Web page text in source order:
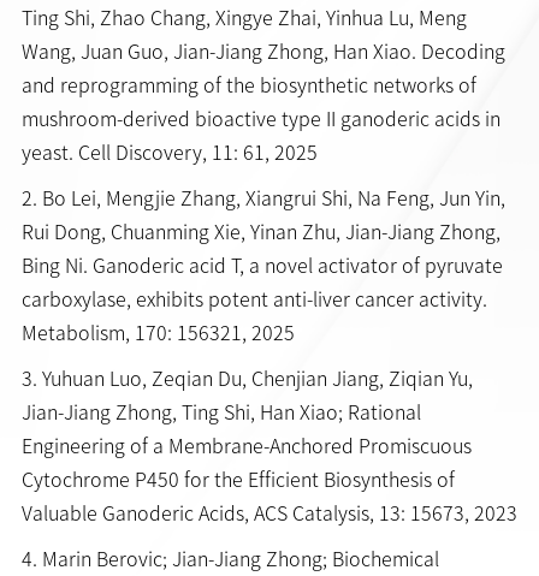
Ting Shi, Zhao Chang, Xingye Zhai, Yinhua Lu, Meng
Wang, Juan Guo, Jian-Jiang Zhong, Han Xiao. Decoding
and reprogramming of the biosynthetic networks of
mushroom-derived bioactive type II ganoderic acids in
yeast. Cell Discovery, 11: 61, 2025
2. Bo Lei, Mengjie Zhang, Xiangrui Shi, Na Feng, Jun Yin,
Rui Dong, Chuanming Xie, Yinan Zhu, Jian-Jiang Zhong,
Bing Ni. Ganoderic acid T, a novel activator of pyruvate
carboxylase, exhibits potent anti-liver cancer activity.
Metabolism, 170: 156321, 2025
3. Yuhuan Luo, Zeqian Du, Chenjian Jiang, Ziqian Yu,
Jian-Jiang Zhong, Ting Shi, Han Xiao; Rational
Engineering of a Membrane-Anchored Promiscuous
Cytochrome P450 for the Efficient Biosynthesis of
Valuable Ganoderic Acids, ACS Catalysis, 13: 15673, 2023
4. Marin Berovic; Jian-Jiang Zhong; Biochemical